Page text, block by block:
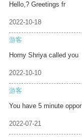
Hello,? Greetings fr
2022-10-18
游客
Horny Shriya called you
2022-10-10
游客
You have 5 minute oppor
2022-07-21